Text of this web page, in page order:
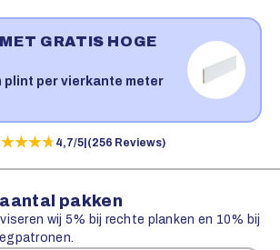
GRATIS HOGE
plint per vierkante meter
4,7/5 (256 Reviews)
pakken
wij 5% bij rechte planken en 10% bij